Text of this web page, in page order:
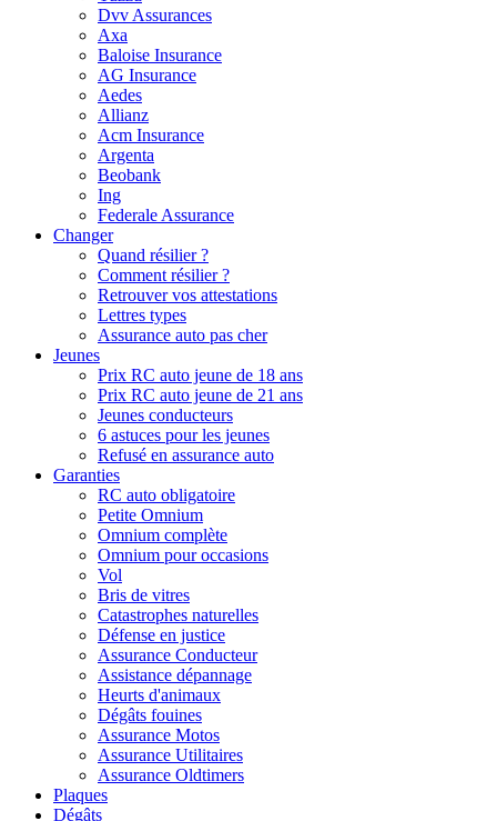
Dvv Assurances
Axa
Baloise Insurance
AG Insurance
Aedes
Allianz
Acm Insurance
Argenta
Beobank
Ing
Federale Assurance
Changer
Quand résilier ?
Comment résilier ?
Retrouver vos attestations
Lettres types
Assurance auto pas cher
Jeunes
Prix RC auto jeune de 18 ans
Prix RC auto jeune de 21 ans
Jeunes conducteurs
6 astuces pour les jeunes
Refusé en assurance auto
Garanties
RC auto obligatoire
Petite Omnium
Omnium complète
Omnium pour occasions
Vol
Bris de vitres
Catastrophes naturelles
Défense en justice
Assurance Conducteur
Assistance dépannage
Heurts d'animaux
Dégâts fouines
Assurance Motos
Assurance Utilitaires
Assurance Oldtimers
Plaques
Dégâts